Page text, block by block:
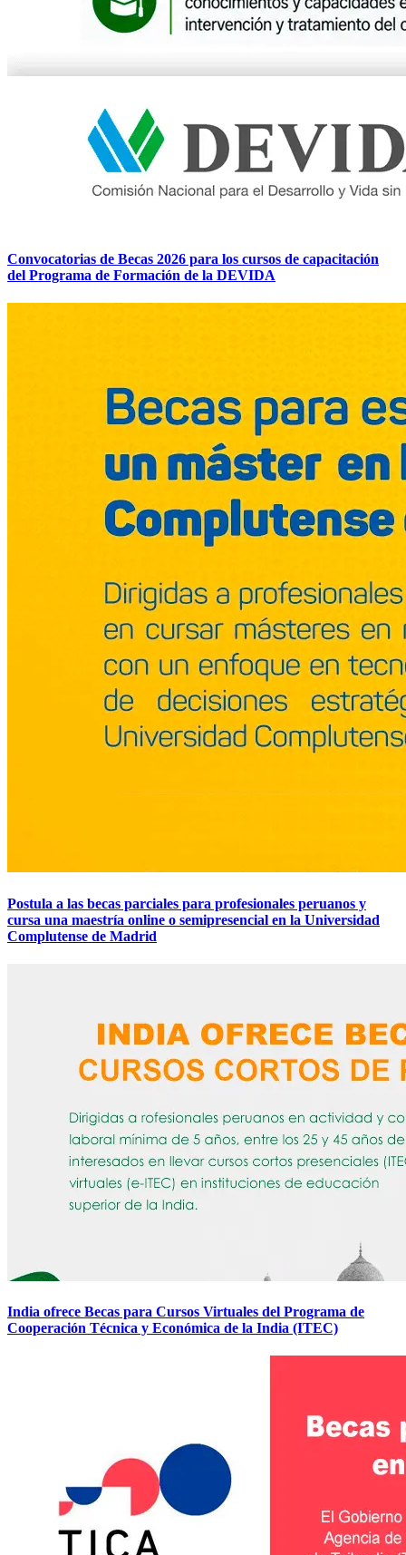
Convocatorias de Becas 2026 para los cursos de capacitación
del Programa de Formación de la DEVIDA
Postula a las becas parciales para profesionales peruanos y
cursa una maestría online o semipresencial en la Universidad
Complutense de Madrid
India ofrece Becas para Cursos Virtuales del Programa de
Cooperación Técnica y Económica de la India (ITEC)